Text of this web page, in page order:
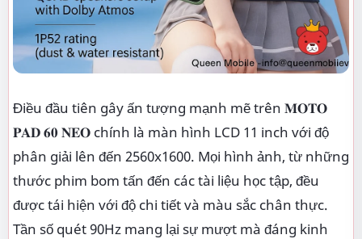
Điều đầu tiên gây ấn tượng mạnh mẽ trên 𝐌𝐎𝐓𝐎
𝐏𝐀𝐃 𝟔𝟎 𝐍𝐄𝐎 chính là màn hình LCD 11 inch với độ
phân giải lên đến 2560x1600. Mọi hình ảnh, từ những
thước phim bom tấn đến các tài liệu học tập, đều
được tái hiện với độ chi tiết và màu sắc chân thực.
Tần số quét 90Hz mang lại sự mượt mà đáng kinh